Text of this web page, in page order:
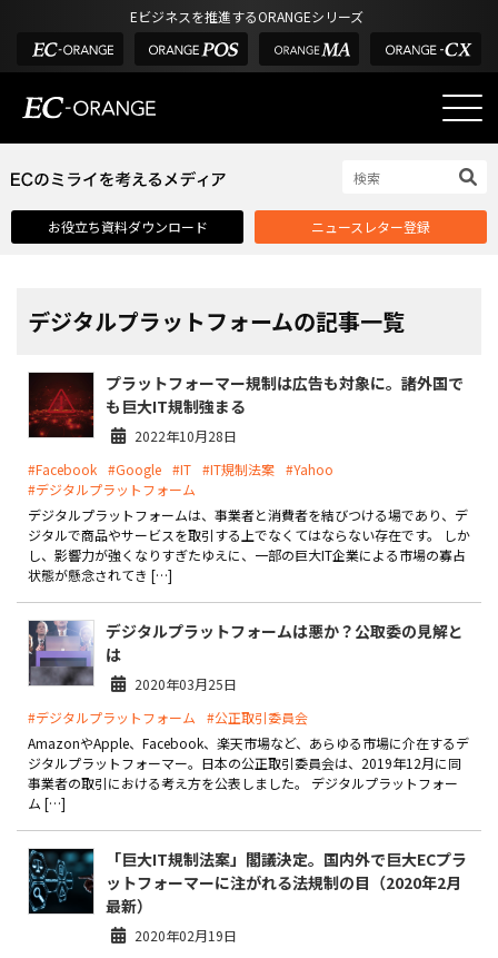
Eビジネスを推進するORANGEシリーズ
選ばれる理由
課題解決例
外部サービス連携
インフラ環境・サポート
費用
製品
特長
マルチテナント、マルチブランドなど
通販受注対応
ECと通販の連動を可能に
EC運用支援
継続的に結果を出し続けるECサイトへ
スクラッチ開発
内製化支援
補助金活用支援
お役立ち資料ダウンロード ニュースレター登録
デジタルプラットフォームの記事一覧
プラットフォーマー規制は広告も対象に。諸外国で
も巨大IT規制強まる
2022年10月28日
#Facebook #Google #IT #IT規制法案 #Yahoo
#デジタルプラットフォーム
デジタルプラットフォームは、事業者と消費者を結びつける場であり、デ
ジタルで商品やサービスを取引する上でなくてはならない存在です。 しか
し、影響力が強くなりすぎたゆえに、一部の巨大IT企業による市場の寡占
状態が懸念されてき […]
デジタルプラットフォームは悪か？公取委の見解と
は
2020年03月25日
#デジタルプラットフォーム
#公正取引委員会
AmazonやApple、Facebook、楽天市場など、あらゆる市場に介在するデ
ジタルプラットフォーマー。日本の公正取引委員会は、2019年12月に同
事業者の取引における考え方を公表しました。 デジタルプラットフォー
ム […]
「巨大IT規制法案」閣議決定。国内外で巨大ECプラ
ットフォーマーに注がれる法規制の目（2020年2月
最新）
2020年02月19日